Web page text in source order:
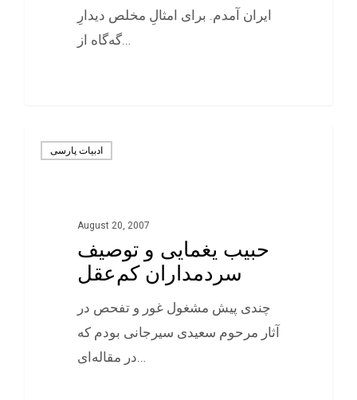
ایران آمدم. برای امثالِ‌ مخلص دیدارِ
گه‌گاه از…
ادبيات پارسی
August 20, 2007
حبیب یغمایی و توصیف
سردمداران کم‌عقل
چندی پیش مشغول غور و تفحص در
آثار مرحوم سعيدی سيرجانی بودم که
در مقاله‌ای…